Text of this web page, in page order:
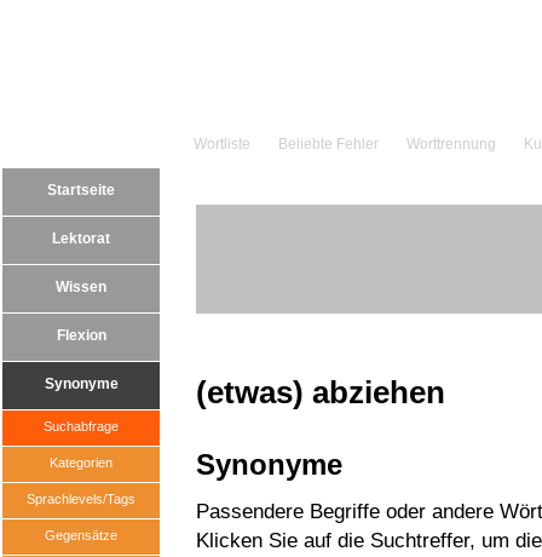
Wortliste Beliebte Fehler Worttrennung
Startseite
Lektorat
Wissen
Flexion
Synonyme
Suchabfrage
Kategorien
Sprachlevels/Tags
Gegensätze
(etwas) abziehen
Synonyme
Passendere Begriffe oder andere
Klicken Sie auf die Suchtreffer, um